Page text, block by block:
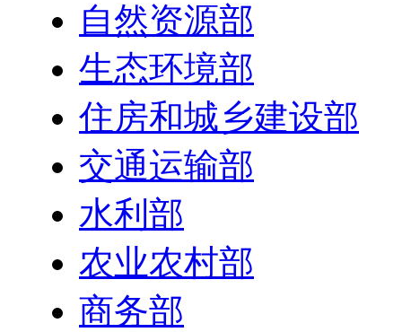
自然资源部
生态环境部
住房和城乡建设部
交通运输部
水利部
农业农村部
商务部